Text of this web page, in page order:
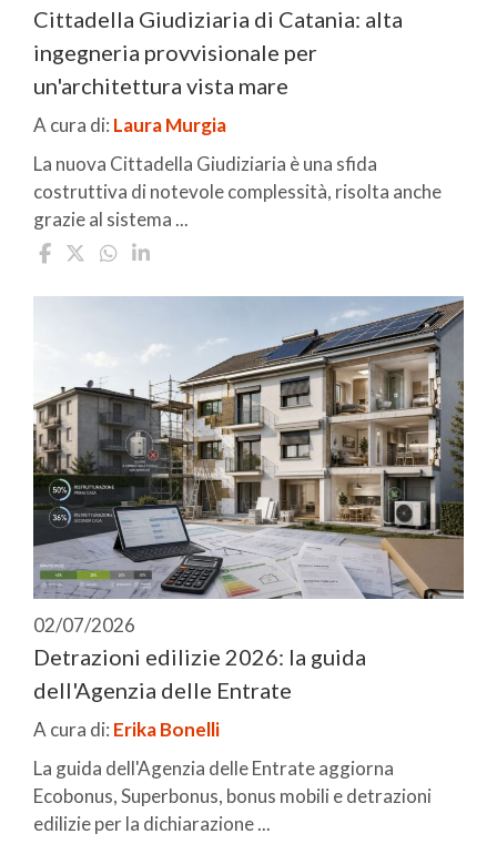
Cittadella Giudiziaria di Catania: alta
ingegneria provvisionale per
un'architettura vista mare
A cura di: Laura Murgia
La nuova Cittadella Giudiziaria è una sfida
costruttiva di notevole complessità, risolta anche
grazie al sistema ...
02/07/2026
Detrazioni edilizie 2026: la guida
dell'Agenzia delle Entrate
A cura di: Erika Bonelli
La guida dell'Agenzia delle Entrate aggiorna
Ecobonus, Superbonus, bonus mobili e detrazioni
edilizie per la dichiarazione ...